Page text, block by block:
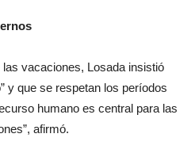
vacaciones, Losada insistió
y que se respetan los períodos
humano es central para las
afirmó.